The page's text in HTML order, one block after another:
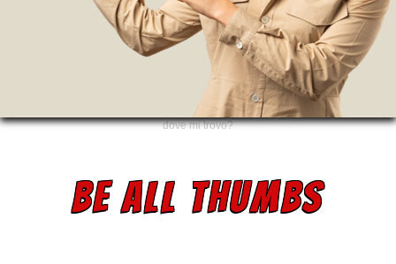
dove mi trovo?
BE ALL THUMBS